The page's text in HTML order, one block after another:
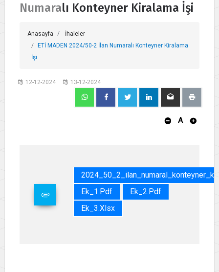
Numaralı Konteyner Kiralama İşi
Anasayfa
İhaleler
ETİ MADEN 2024/50-2 İlan Numaralı Konteyner Kiralama
İşi
12-12-2024 13-12-2024
A
Ek_1.pdf
Ek_2.pdf
Ek_3.xlsx